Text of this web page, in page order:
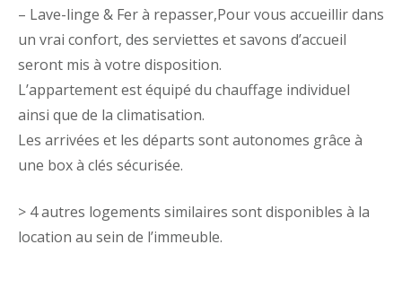
– Lave-linge & Fer à repasser,Pour vous accueillir dans
un vrai confort, des serviettes et savons d’accueil
seront mis à votre disposition.
L’appartement est équipé du chauffage individuel
ainsi que de la climatisation.
Les arrivées et les départs sont autonomes grâce à
une box à clés sécurisée.
> 4 autres logements similaires sont disponibles à la
location au sein de l’immeuble.